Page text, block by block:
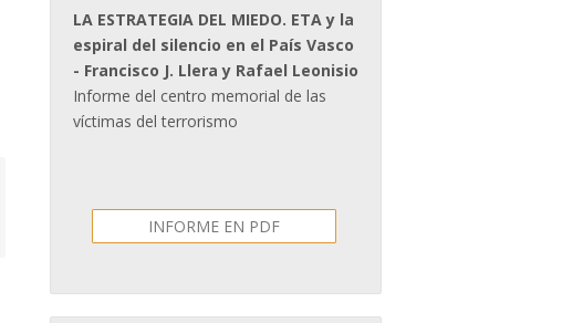
LA ESTRATEGIA DEL MIEDO. ETA y la
espiral del silencio en el País Vasco
- Francisco J. Llera y Rafael Leonisio
Informe del centro memorial de las
víctimas del terrorismo
INFORME EN PDF